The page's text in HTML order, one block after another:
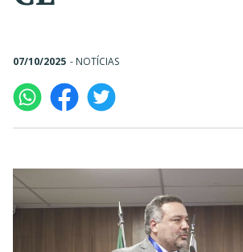
07/10/2025 - NOTÍCIAS